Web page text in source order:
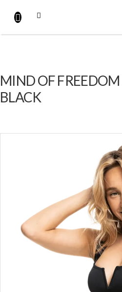
obsah
MIND OF
BLACK